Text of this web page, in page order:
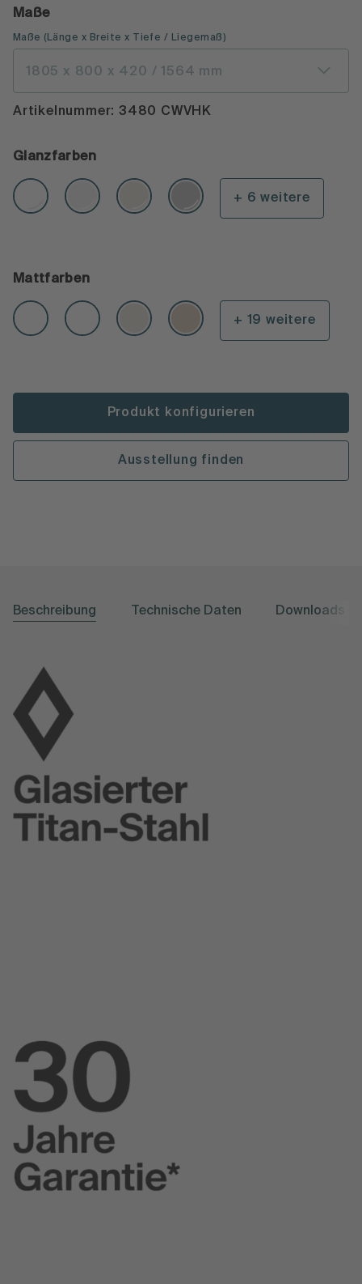
Maße
Maße ( Länge x Breite x Tiefe / Liegemaß )
1805 x 800 x 420 / 1564 mm
Artikelnummer: 3480 CWVHK
Glanzfarben
+ 6 weitere
Mattfarben
+ 19 weitere
Produkt konfigurieren
Ausstellung finden
Beschreibung Technische Daten Downloads